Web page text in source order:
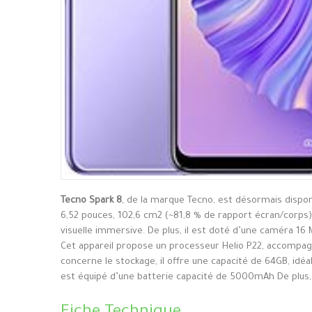
Tecno Spark 8, de la marque Tecno, est désormais
6,52 pouces, 102,6 cm2 (~81,8 % de rapport écran/
visuelle immersive. De plus, il est doté d’une caméra
Cet appareil propose un processeur Helio P22,
concerne le stockage, il offre une capacité de 64GB,
est équipé d’une batterie capacité de 5000mAh De